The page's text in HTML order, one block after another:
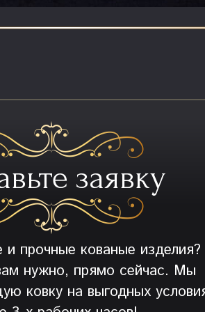
заявку
прочные кованые изделия?
нужно, прямо сейчас. Мы
ковку на выгодных